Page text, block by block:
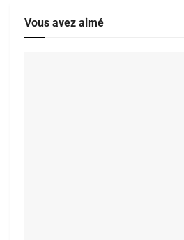
Vous avez aimé